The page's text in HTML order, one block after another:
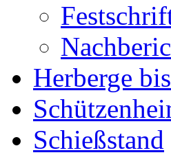
Herberge
Schießstand